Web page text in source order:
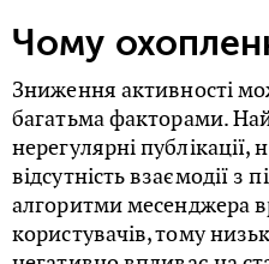
Чому
Зниження активності
багатьма факторами.
нерегулярні публікації,
відсутність взаємодії з
алгоритми месенджера
користувачів, тому